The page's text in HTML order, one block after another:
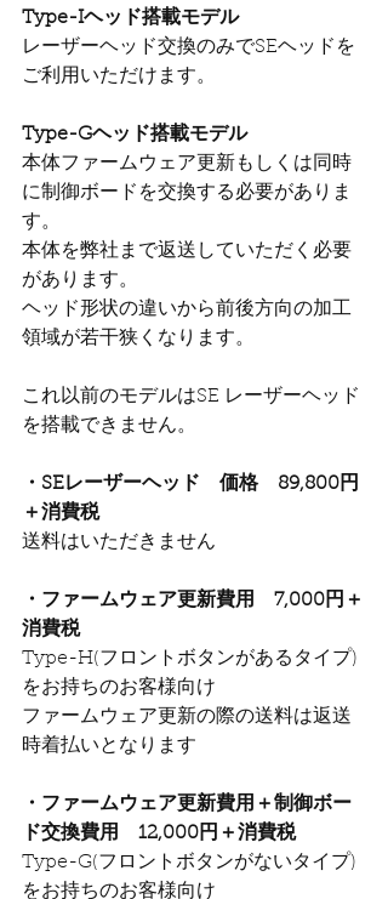
Type-Iヘッド搭載モデル
​レーザーヘッド交換のみでSEヘッドを
ご利用いただけます。
Type-Gヘッド搭載モデル
本体ファームウェア更新もしくは同時
に制御ボードを交換する必要がありま
す。
本体を弊社まで返送していただく必要
があります。
ヘッド形状の違いから前後方向の加工
領域が若干狭くなります。
これ以前のモデルはSE レーザーヘッド
を搭載できません。
・SEレーザーヘッド　価格　89,800円
＋消費税
​送料はいただきません
・ファームウェア更新費用　7,000円＋
消費税
​Type-H(フロントボタンがあるタイプ)
をお持ちのお客様向け
​ファームウェア更新の際の送料は返送
時着払いとなります
・ファームウェア更新費用＋制御ボー
ド交換費用　12,000円＋消費税
​Type-G(フロントボタンがないタイプ)
をお持ちのお客様向け